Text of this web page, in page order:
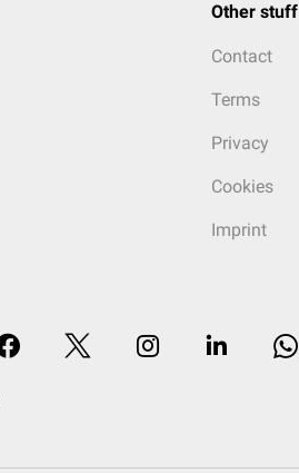
Other stuff
Contact
Terms
Privacy
Cookies
Imprint